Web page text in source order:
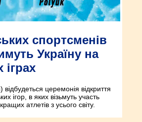
спортсменів
Україну на
іграх
відбудеться церемонія відкриття
ігор, в яких візьмуть участь
атлетів з усього світу.